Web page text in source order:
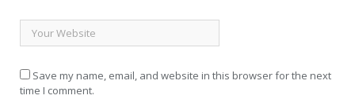
Save my name, email, and website in this browser for the next
time I comment.